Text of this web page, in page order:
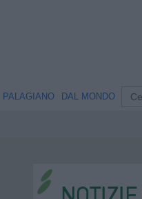
PALAGIANO DAL MONDO